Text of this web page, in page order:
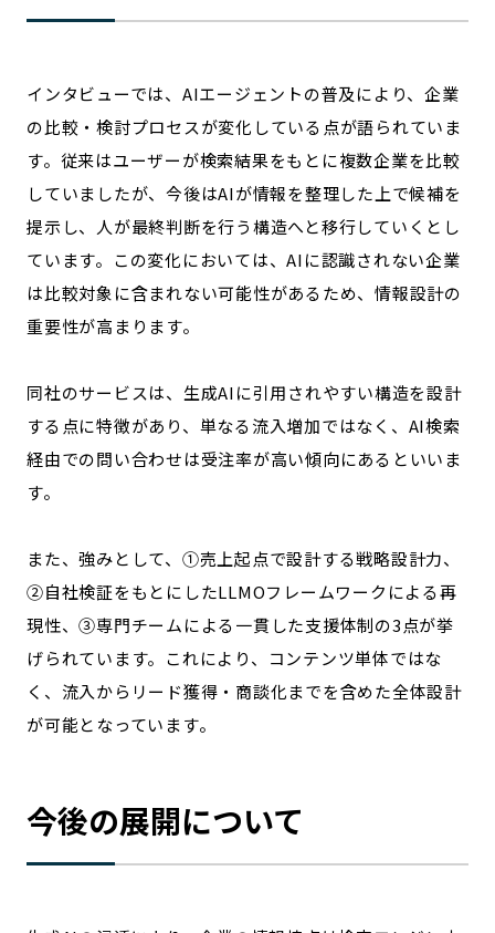
インタビューでは、AIエージェントの普及により、企業
の比較・検討プロセスが変化している点が語られていま
す。従来はユーザーが検索結果をもとに複数企業を比較
していましたが、今後はAIが情報を整理した上で候補を
提示し、人が最終判断を行う構造へと移行していくとし
ています。この変化においては、AIに認識されない企業
は比較対象に含まれない可能性があるため、情報設計の
重要性が高まります。
同社のサービスは、生成AIに引用されやすい構造を設計
する点に特徴があり、単なる流入増加ではなく、AI検索
経由での問い合わせは受注率が高い傾向にあるといいま
す。
また、強みとして、①売上起点で設計する戦略設計力、
②自社検証をもとにしたLLMOフレームワークによる再
現性、③専門チームによる一貫した支援体制の3点が挙
げられています。これにより、コンテンツ単体ではな
く、流入からリード獲得・商談化までを含めた全体設計
が可能となっています。
今後の展開について